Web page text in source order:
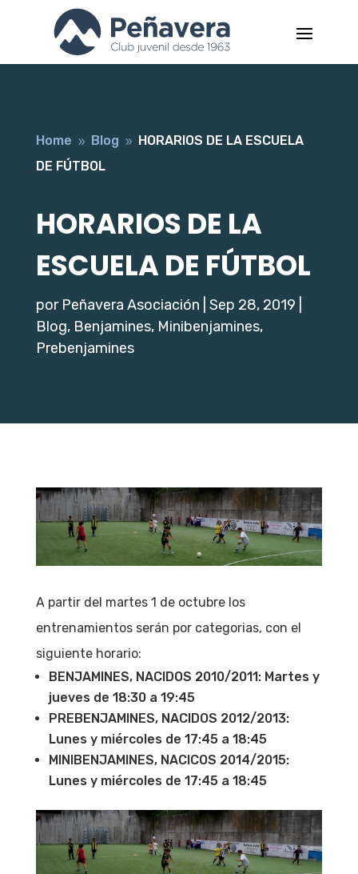
Home 9 Blog 9 HORARIOS DE LA ESCUELA
DE FÚTBOL
HORARIOS DE LA
ESCUELA DE FÚTBOL
por Peñavera Asociación Sep 28, 2019
Blog, Benjamines, Minibenjamines,
Prebenjamines
A partir del martes 1 de octubre los
entrenamientos serán por categorias, con el
siguiente horario:
BENJAMINES, NACIDOS 2010/2011: Martes y
jueves de 18:30 a 19:45
PREBENJAMINES, NACIDOS 2012/2013:
Lunes y miércoles de 17:45 a 18:45
MINIBENJAMINES, NACICOS 2014/2015:
Lunes y miércoles de 17:45 a 18:45